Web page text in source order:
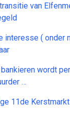
van
interesse ( onder
wordt
…
11de